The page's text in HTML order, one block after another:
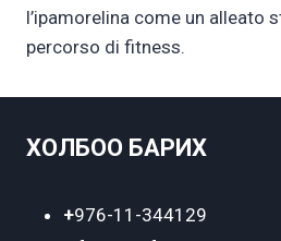
l’ipamorelina come un alleato
percorso di fitness.
ХОЛБОО БАРИХ
+976-11-344129